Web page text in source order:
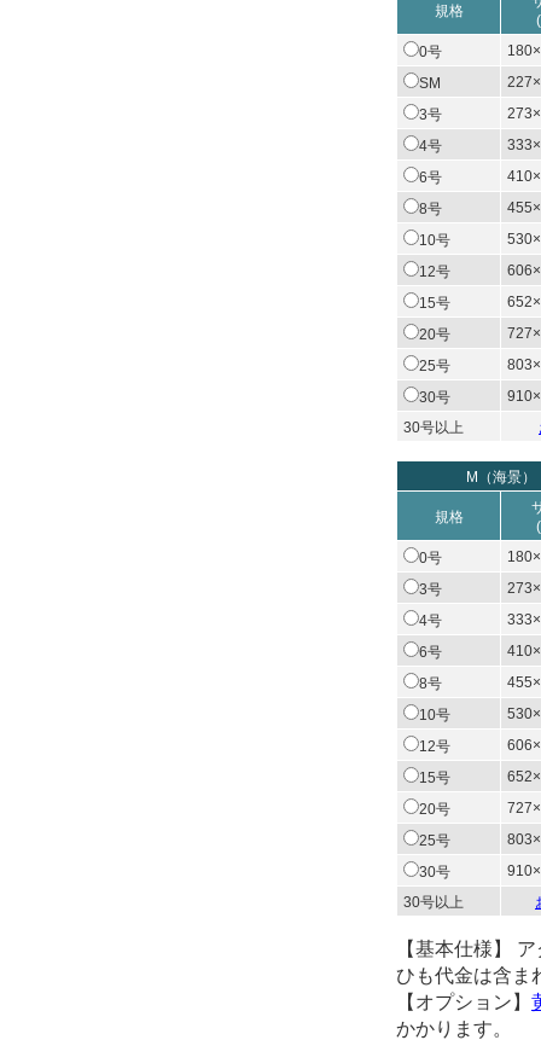
規格
0号
SM
3号
4号
6号
8号
10号
12号
15号
20号
25号
30号
30号以上
M（海景）
規格
0号
3号
4号
6号
8号
10号
12号
15号
20号
25号
30号
30号以上
【基本仕様】
ひも代金は含ま
【オプション】
かかります。